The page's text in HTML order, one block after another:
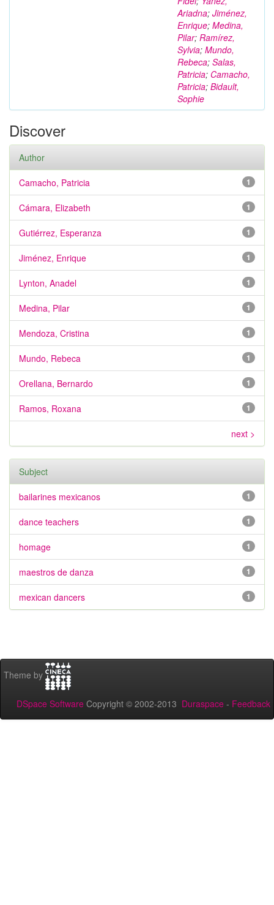
Ariadna; Jiménez,
Enrique; Medina,
Pilar; Ramírez,
Sylvia; Mundo,
Rebeca; Salas,
Patricia; Camacho,
Patricia; Bidault,
Sophie
Discover
Author
1
Camacho, Patricia
1
Cámara, Elizabeth
1
Gutiérrez, Esperanza
1
Jiménez, Enrique
1
Lynton, Anadel
1
Medina, Pilar
1
Mendoza, Cristina
1
Mundo, Rebeca
1
Orellana, Bernardo
1
Ramos, Roxana
next >
Subject
1
bailarines mexicanos
1
dance teachers
1
homage
1
maestros de danza
1
mexican dancers
Theme by
DSpace Software Copyright © 2002-2013 Duraspace - Feedback